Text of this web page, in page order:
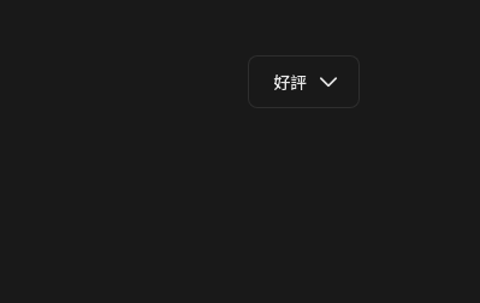
好評